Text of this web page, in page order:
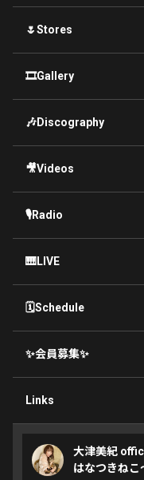
🌷Stores
🎞Gallery
🎶Discography
🎥Videos
🎙Radio
🎹LIVE
🗓Schedule
✨会員募集✨
Links
大津美紀
はなつきねこ